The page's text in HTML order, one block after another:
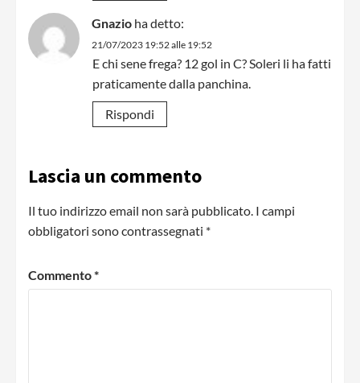
Gnazio ha detto:
21/07/2023 19:52 alle 19:52
E chi sene frega? 12 gol in C? Soleri li ha fatti
praticamente dalla panchina.
Rispondi
Lascia un commento
Il tuo indirizzo email non sarà pubblicato. I campi
obbligatori sono contrassegnati *
Commento*